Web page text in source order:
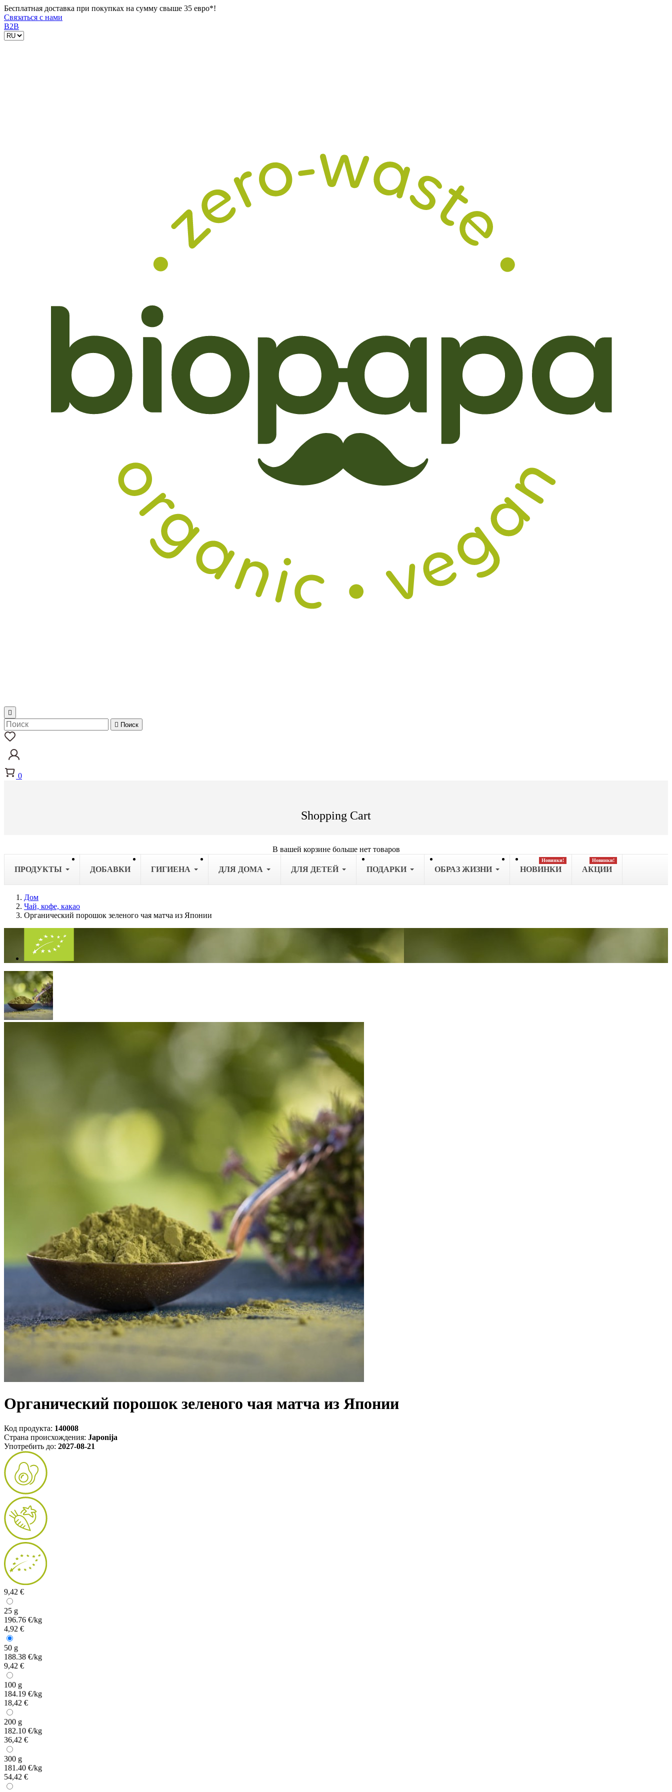
Бесплатная доставка при покупках на сумму свыше 35 евро*!
Связаться с нами
B2B

 Поиск
0
Shopping Cart
В вашей корзине больше нет товаров
ПРОДУКТЫ ДОБАВКИ ГИГИЕНА ДЛЯ ДОМА ДЛЯ ДЕТЕЙ ПОДАРКИ OБРАЗ ЖИЗНИ НОВИНКИ
Новинки!
АКЦИИ
Новинки!
Дом
Чай, кофе, какао
Органический порошок зеленого чая матча из Японии
Органический порошок зеленого чая матча из Японии
Код продукта: 140008
Страна происхождения: Japonija
Употребить до: 2027-08-21
9,42 €
25 g
196.76 €/kg
4,92 €
50 g
188.38 €/kg
9,42 €
100 g
184.19 €/kg
18,42 €
200 g
182.10 €/kg
36,42 €
300 g
181.40 €/kg
54,42 €